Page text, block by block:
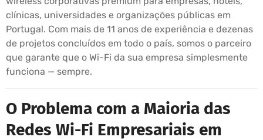
clínicas, universidades e organizações públicas em
Portugal. Com mais de 11 anos de experiência e dezenas
de projetos concluídos em todo o país, somos o parceiro
que garante que o Wi-Fi da sua empresa simplesmente
funciona — sempre.
O Problema com a Maioria das
Redes Wi-Fi Empresariais em